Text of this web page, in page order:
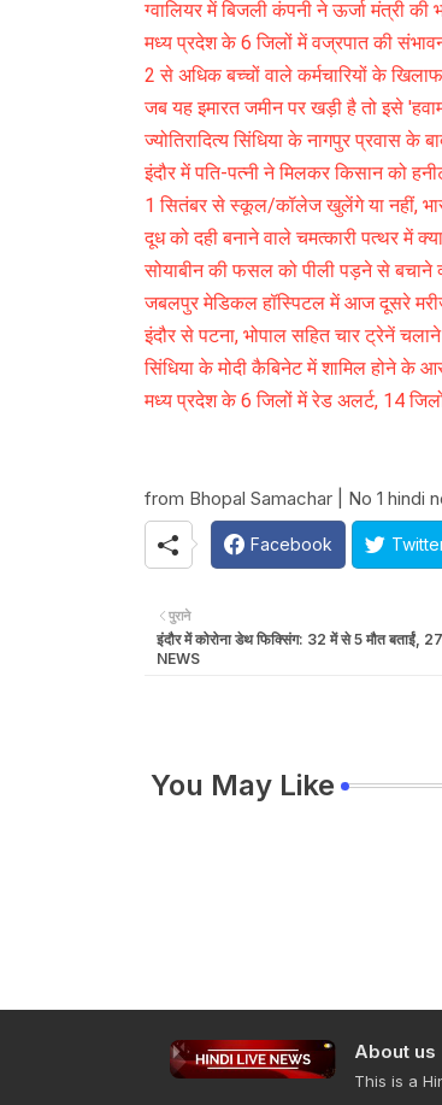
ग्वालियर में बिजली कंपनी ने ऊर्जा मंत्री की
मध्य प्रदेश के 6 जिलों में वज्रपात की
2 से अधिक बच्चों वाले कर्मचारियों के खिलाफ
जब यह इमारत जमीन पर खड़ी है तो इसे
ज्योतिरादित्य सिंधिया के नागपुर प्रवास
इंदौर में पति-पत्नी ने मिलकर किसान को
1 सितंबर से स्कूल/कॉलेज खुलेंगे या नहीं,
दूध को दही बनाने वाले चमत्कारी पत्थर में
सोयाबीन की फसल को पीली पड़ने से बचाने
जबलपुर मेडिकल हॉस्पिटल में आज दूसरे
इंदौर से पटना, भोपाल सहित चार ट्रेनें चलाने
सिंधिया के मोदी कैबिनेट में शामिल होने के
मध्य प्रदेश के 6 जिलों में रेड अलर्ट, 14 जिलों
from Bhopal Samachar | No 1
Facebook
पुराने
इंदौर में कोरोना डेथ फिक्सिंग: 32 में से 5 मौत बताईं,
NEWS
You May Like
About us
This is a